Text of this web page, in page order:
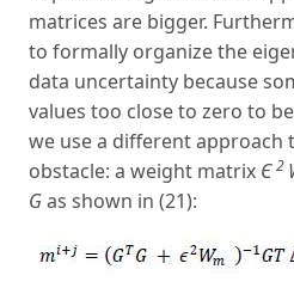
matrices are bigger.
to formally organize the
data uncertainty because
values too close to zero to
we use a different approach
obstacle: a weight matrix Є 2
Gas shown in (21):